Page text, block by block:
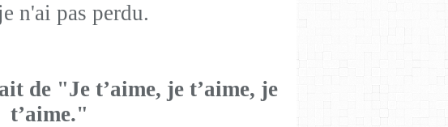
n'ai pas perdu.
de "Je t’aime, je t’aime, je
t’aime."